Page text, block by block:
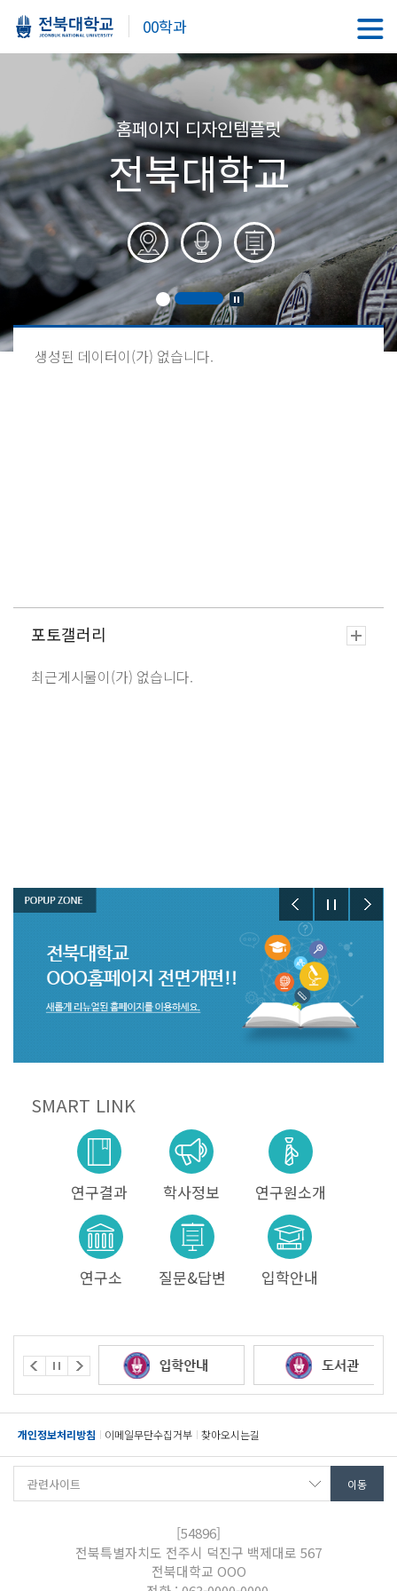
00학과
홈페이지 디자인템플릿
전북대학교
생성된 데이터이(가) 없습니다.
포토갤러리
최근게시물이(가) 없습니다.
SMART LINK
연구결과 학사정보 연구원소개
연구소 질문&답변 입학안내
개인정보처리방침 이메일무단수집거부 찾아오시는길
[54896]
전북특별자치도 전주시 덕진구 백제대로 567
전북대학교 OOO